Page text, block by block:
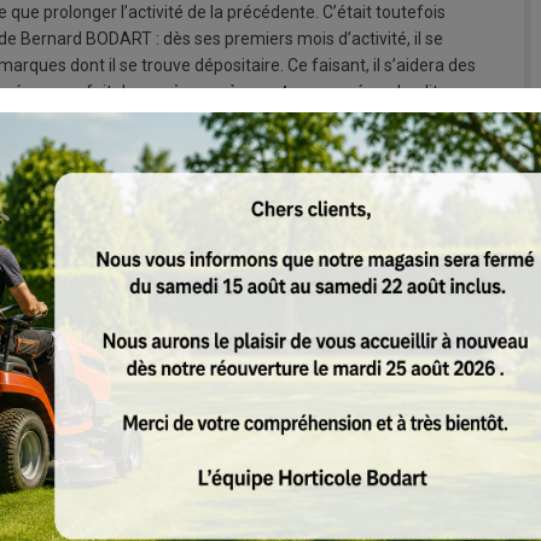
prolonger l’activité de la précédente. C’était toutefois
Bernard BODART : dès ses premiers mois d’activité, il se
dont il se trouve dépositaire. Ce faisant, il s’aidera des
vécues en fait deservice après-venteproposé par lesdites
magasin à opérer untri progressifau niveau des
(en termes de taux de pannes, de service après-vente et
signature d’un partenariat avec la marque STIHL